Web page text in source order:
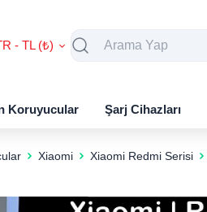
- TL (₺)
Koruyucular Şarj Cihazları
Xiaomi Xiaomi Redmi Serisi